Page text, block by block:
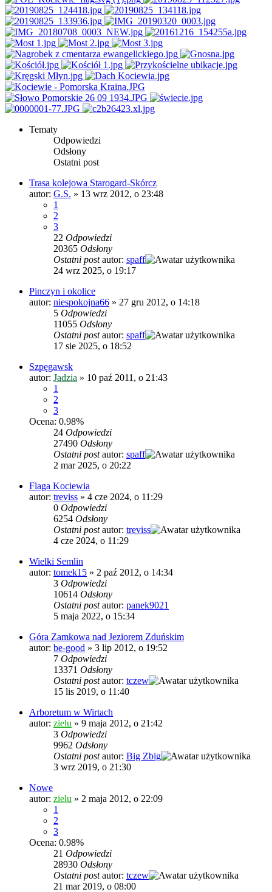
Tematy
Odpowiedzi
Odsłony
Ostatni post
Trasa kolejowa Starogard-Skórcz
autor: G.S. » 13 wrz 2012, o 23:48
1
2
3
22 Odpowiedzi
20365 Odsłony
Ostatni postautor: spaff
24 wrz 2025, o 19:17
Pinczyn i okolice
autor: niespokojna66 » 27 gru 2012, o 14:18
5 Odpowiedzi
11055 Odsłony
Ostatni postautor: spaff
17 sie 2025, o 18:52
Szpęgawsk
autor: Jadzia » 10 paź 2011, o 21:43
1
2
3
Ocena: 0.98%
24 Odpowiedzi
27490 Odsłony
Ostatni postautor: spaff
2 mar 2025, o 20:22
Flaga Kociewia
autor: treviss » 4 cze 2024, o 11:29
0 Odpowiedzi
6254 Odsłony
Ostatni postautor: treviss
4 cze 2024, o 11:29
Wielki Semlin
autor: tomek15 » 2 paź 2012, o 14:34
3 Odpowiedzi
10614 Odsłony
Ostatni postautor: panek9021
5 maja 2022, o 15:34
Góra Zamkowa nad Jeziorem Zduńskim
autor: be-good » 3 lip 2012, o 19:52
7 Odpowiedzi
13371 Odsłony
Ostatni postautor: tczew
15 lis 2019, o 11:40
Arboretum w Wirtach
autor: zielu » 9 maja 2012, o 21:42
3 Odpowiedzi
9962 Odsłony
Ostatni postautor: Big Zbig
3 wrz 2019, o 21:30
Nowe
autor: zielu » 2 maja 2012, o 22:09
1
2
3
Ocena: 0.98%
21 Odpowiedzi
28930 Odsłony
Ostatni postautor: tczew
21 mar 2019, o 08:00